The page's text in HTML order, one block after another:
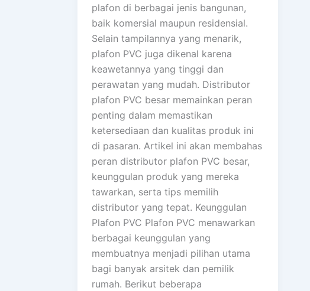
plafon di berbagai jenis bangunan,
baik komersial maupun residensial.
Selain tampilannya yang menarik,
plafon PVC juga dikenal karena
keawetannya yang tinggi dan
perawatan yang mudah. Distributor
plafon PVC besar memainkan peran
penting dalam memastikan
ketersediaan dan kualitas produk ini
di pasaran. Artikel ini akan membahas
peran distributor plafon PVC besar,
keunggulan produk yang mereka
tawarkan, serta tips memilih
distributor yang tepat. Keunggulan
Plafon PVC Plafon PVC menawarkan
berbagai keunggulan yang
membuatnya menjadi pilihan utama
bagi banyak arsitek dan pemilik
rumah. Berikut beberapa